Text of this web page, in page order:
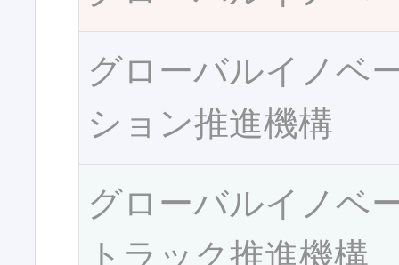
グローバルイノベ
ション推進機構
グローバルイノベ
トラック推進機構